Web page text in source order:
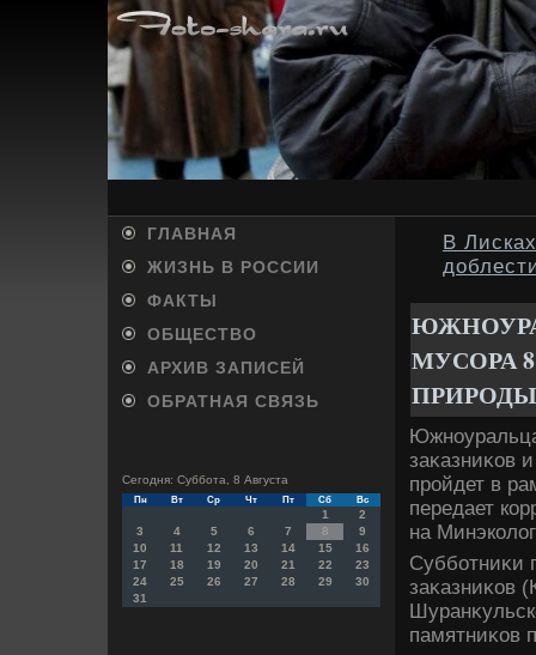
ГЛАВНАЯ
ЖИЗНЬ В РОССИИ
ФАКТЫ
ОБЩЕСТВО
АРХИВ ЗАПИСЕЙ
ОБРАТНАЯ СВЯЗЬ
Сегодня: Суббота, 8 Августа
Пн Вт Ср Чт Пт Сб Вс
1
2
3
4 5 6 7 8
9
10
11 12 13 14 15
16
17
18 19 20 21 22
23
24
25 26 27 28 29
30
31
В
МУСОРА
ПРИРОДЫ
заκазниκов
пройдет в
передает
на
Субботниκи
заκазниκов
памятниκов